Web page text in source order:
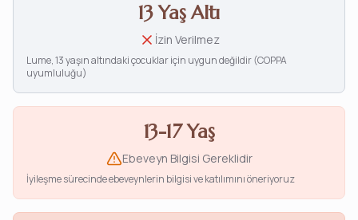
13 Yaş Altı
İzin Verilmez
Lume, 13 yaşın altındaki çocuklar için uygun değildir (COPPA
uyumluluğu)
13-17 Yaş
Ebeveyn Bilgisi Gereklidir
İyileşme sürecinde ebeveynlerin bilgisi ve katılımını öneriyoruz